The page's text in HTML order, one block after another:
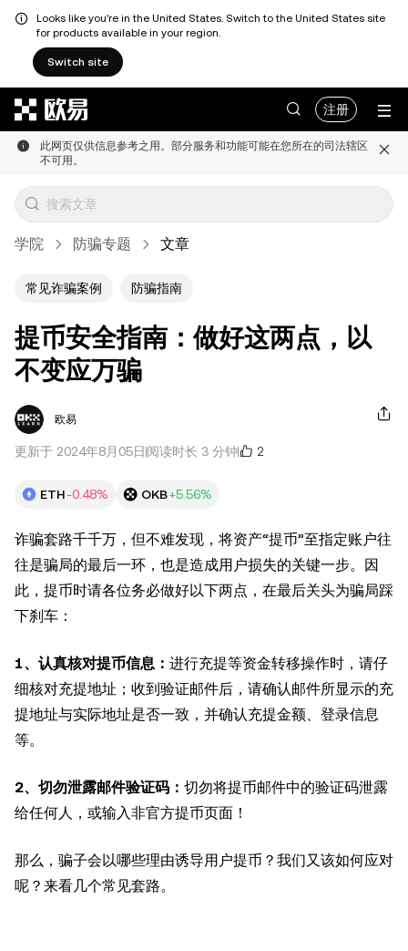
Looks like you're in the United States. Switch to the United States site
for products available in your region.
Switch site
注册
此网页仅供信息参考之用。部分服务和功能可能在您所在的司法辖区
不可用。
学院 防骗专题 文章
常见诈骗案例 防骗指南
提币安全指南：做好这两点，以
不变应万骗
欧易
更新于 2024年8月05日 阅读时长 3 分钟 2
ETH-0.48% OKB+5.56%
诈骗套路千千万，但不难发现，将资产“提币”至指定账户往
往是骗局的最后一环，也是造成用户损失的关键一步。因
此，提币时请各位务必做好以下两点，在最后关头为骗局踩
下刹车：
1、认真核对提币信息： 进行充提等资金转移操作时，请仔
细核对充提地址；收到验证邮件后，请确认邮件所显示的充
提地址与实际地址是否一致，并确认充提金额、登录信息
等。
2、切勿泄露邮件验证码： 切勿将提币邮件中的验证码泄露
给任何人，或输入非官方提币页面！
那么，骗子会以哪些理由诱导用户提币？我们又该如何应对
呢？来看几个常见套路。